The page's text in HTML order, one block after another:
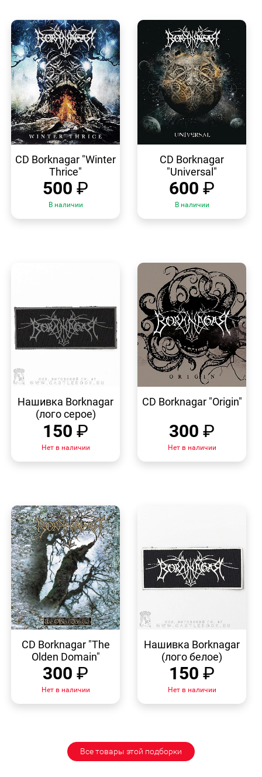
ПРОСМОТР
CD Borknagar "Winter
Thrice"
500 ₽
В наличии
ПРОСМОТР
CD Borknagar
"Universal"
600 ₽
В наличии
ПРОСМОТР
Нашивка Borknagar
(лого серое)
150 ₽
Нет в наличии
ПРОСМОТР
CD Borknagar "Origin"
300 ₽
Нет в наличии
ПРОСМОТР
CD Borknagar "The
Olden Domain"
300 ₽
Нет в наличии
ПРОСМОТР
Нашивка Borknagar
(лого белое)
150 ₽
Нет в наличии
Все товары этой подборки